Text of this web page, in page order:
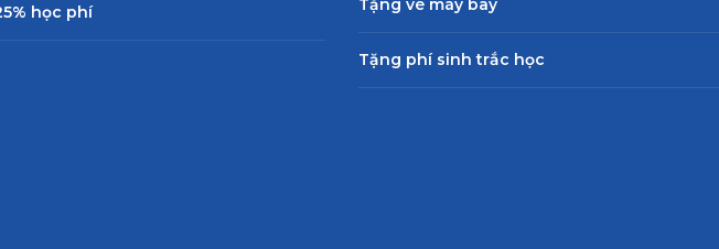
học phí
Tặng phí sinh trắc học